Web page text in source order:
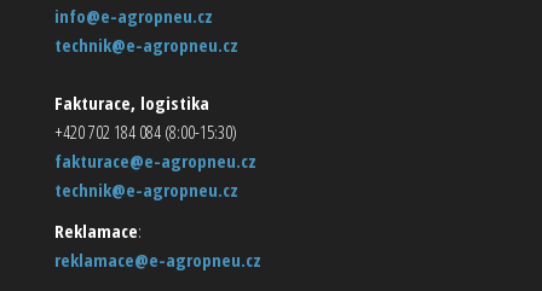
info@e-agropneu.cz
technik@e-agropneu.cz
Fakturace, logistika
+420 702 184 084 (8:00-15:30)
fakturace@e-agropneu.cz
technik@e-agropneu.cz
Reklamace:
reklamace@e-agropneu.cz